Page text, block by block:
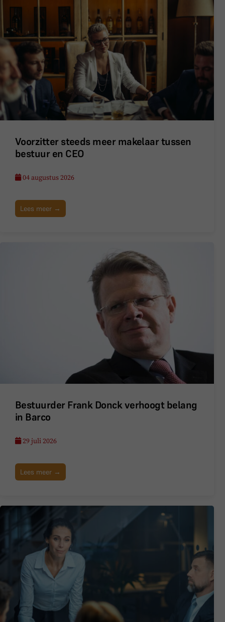
Voorzitter steeds meer makelaar tussen
bestuur en CEO
04 augustus 2026
Lees meer →
Bestuurder Frank Donck verhoogt belang
in Barco
29 juli 2026
Lees meer →